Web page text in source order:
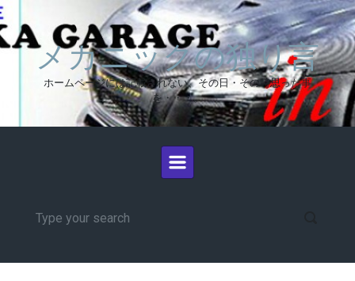
メカニックの独り言
ホームページには記載されない、その日・その時思った事
を・・・。